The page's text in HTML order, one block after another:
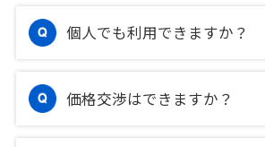
個人でも利用できますか？
価格交渉はできますか？